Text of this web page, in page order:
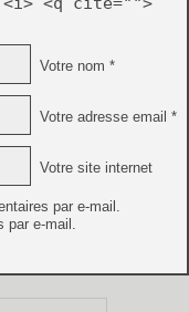
Votre nom *
Votre adresse email *
Votre site internet
par e-mail.
par e-mail.